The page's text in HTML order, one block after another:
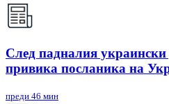
След падналия
привика посланика на
преди 46 мин